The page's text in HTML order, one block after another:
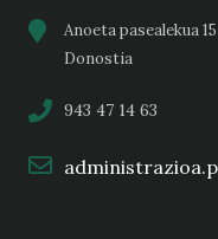
Anoeta pasealekua
Donostia
943 47 14 63